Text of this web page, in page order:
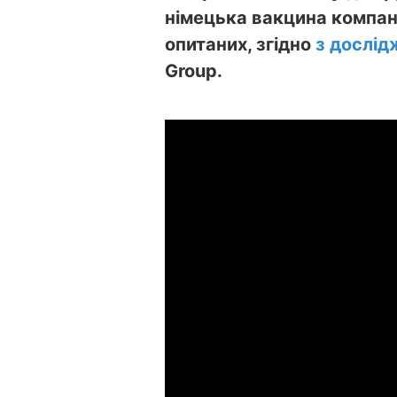
німецька вакцина
опитаних, згідно з
Group.